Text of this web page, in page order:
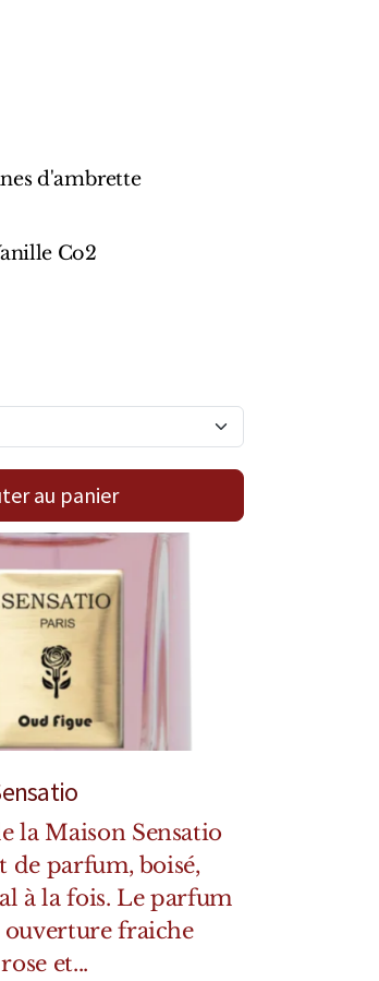
d'ambrette
Co2
au panier
la Maison Sensatio
de parfum, boisé,
à la fois. Le parfum
ouverture fraiche
et...